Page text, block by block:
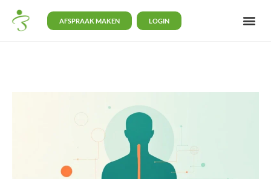
AFSPRAAK MAKEN LOGIN